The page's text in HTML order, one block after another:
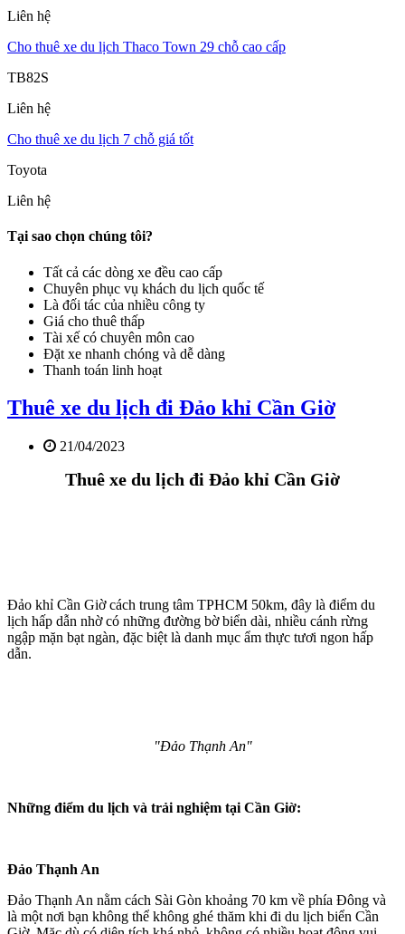
Liên hệ
Cho thuê xe du lịch Thaco Town 29 chỗ cao cấp
TB82S
Liên hệ
Cho thuê xe du lịch 7 chỗ giá tốt
Toyota
Liên hệ
Tại sao chọn chúng tôi?
Tất cả các dòng xe đều cao cấp
Chuyên phục vụ khách du lịch quốc tế
Là đối tác của nhiều công ty
Giá cho thuê thấp
Tài xế có chuyên môn cao
Đặt xe nhanh chóng và dễ dàng
Thanh toán linh hoạt
Thuê xe du lịch đi Đảo khỉ Cần Giờ
21/04/2023
Thuê xe du lịch đi Đảo khỉ Cần Giờ
Đảo khỉ Cần Giờ cách trung tâm TPHCM 50km, đây là điểm du
lịch hấp dẫn nhờ có những đường bờ biển dài, nhiều cánh rừng
ngập mặn bạt ngàn, đặc biệt là danh mục ẩm thực tươi ngon hấp
dẫn.
"Đảo Thạnh An"
Những điểm du lịch và trải nghiệm tại Cần Giờ:
Đảo Thạnh An
Đảo Thạnh An nằm cách Sài Gòn khoảng 70 km về phía Đông và
là một nơi bạn không thể không ghé thăm khi đi du lịch biển Cần